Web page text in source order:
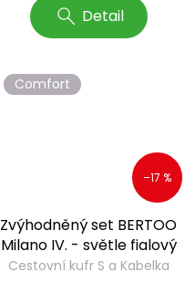
Detail
Comfort
–17 %
Zvýhodněný set BERTOO
Milano IV. - světle fialový
Cestovní kufr S a Kabelka